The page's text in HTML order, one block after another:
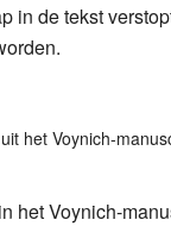
in de tekst
het Voynich-
het Voynich-